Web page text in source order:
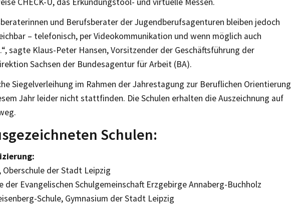
und Berufsberater der Jugendberufsagenturen bleiben jedoch
– telefonisch, per Videokommunikation und wenn möglich auch
sagte Klaus-Peter Hansen, Vorsitzender der Geschäftsführung der
Sachsen der Bundesagentur für Arbeit (BA).
Siegelverleihung im Rahmen der Jahrestagung zur Beruflichen Orientierung
Jahr leider nicht stattfinden. Die Schulen erhalten die Auszeichnung auf
Schulen:
Oberschule der Stadt Leipzig
der Evangelischen Schulgemeinschaft Erzgebirge Annaberg-Buchholz
Schule, Gymnasium der Stadt Leipzig